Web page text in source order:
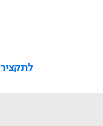
לתקציר